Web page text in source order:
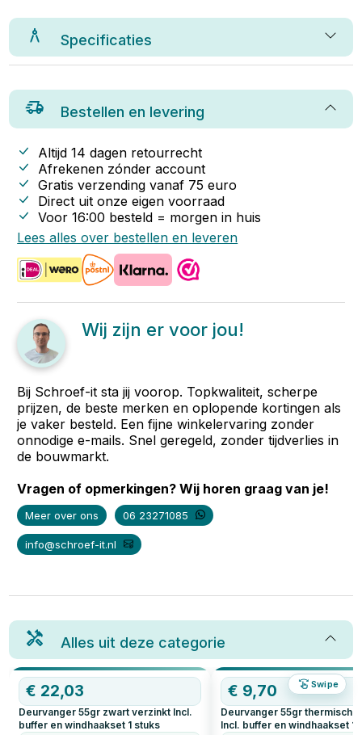
Specificaties
Bestellen en levering
Altijd 14 dagen retourrecht
Afrekenen zónder account
Gratis verzending vanaf 75 euro
Direct uit onze eigen voorraad
Voor 16:00 besteld = morgen in huis
Lees alles over bestellen en leveren
Wij zijn er voor jou!
Bij Schroef-it sta jij voorop. Topkwaliteit, scherpe
prijzen, de beste merken en oplopende kortingen als
je vaker besteld. Een fijne winkelervaring zonder
onnodige e-mails. Snel geregeld, zonder tijdverlies in
de bouwmarkt.
Vragen of opmerkingen? Wij horen graag van je!
Meer over ons 06 23271085
info@schroef-it.nl
Alles uit deze categorie
Swipe
€ 22,03
Deurvanger 55gr zwart verzinkt Incl.
buffer en windhaakset 1 stuks
€ 9,70
Deurvanger 55gr thermisch
Incl. buffer en windhaakset 1